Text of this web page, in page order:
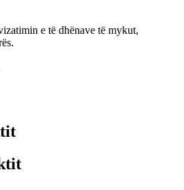
e të dhënave të mykut,